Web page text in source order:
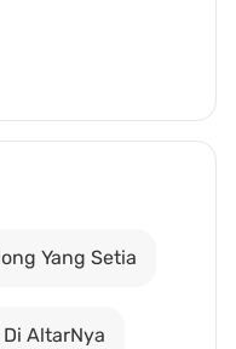
Yang Setia
AltarNya